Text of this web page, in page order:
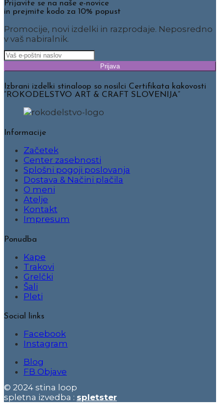
Prijavite se na naše e-novice
in prejmite kodo za 10% popust
Promocije, novi izdelki in razprodaje. Neposredno
v vaš nabiralnik.
Prijava
Izbrani izdelki stinaloop so nosilci Certifikata kakovosti
”ROKODELSTVO ART & CRAFT SLOVENIJA”
Informacije
Začetek
Center zasebnosti
Splošni pogoji poslovanja
Dostava & Načini plačila
O meni
Atelje
Kontakt
Impresum
Ponudba
Kape
Trakovi
Grelčki
Šali
Pleti
Social links
Facebook
Instagram
Blog
FB Objave
© 2024 stina loop
spletna izvedba : spletster